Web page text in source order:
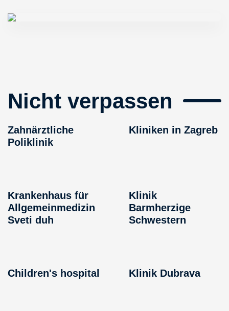
Nicht verpassen
Zahnärztliche
Poliklinik
Kliniken in Zagreb
Krankenhaus für
Allgemeinmedizin
Sveti duh
Klinik
Barmherzige
Schwestern
Children's hospital Klinik Dubrava